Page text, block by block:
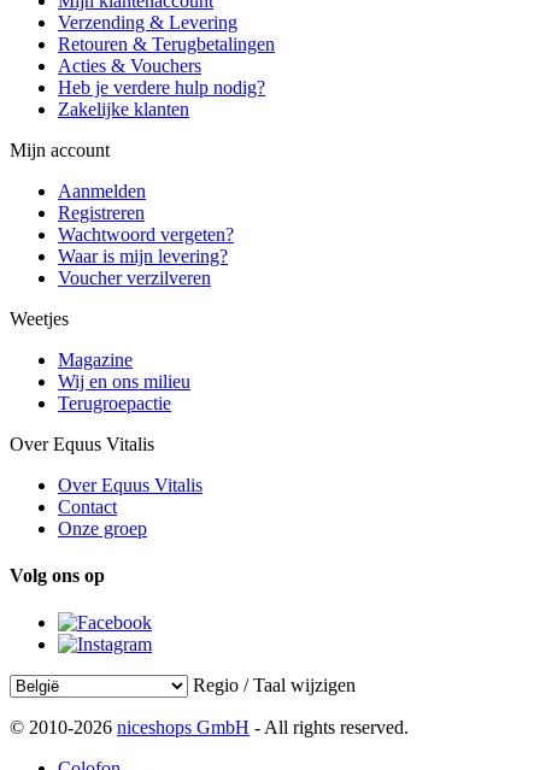
Verzending & Levering
Retouren & Terugbetalingen
Acties & Vouchers
Heb je verdere hulp nodig?
Zakelijke klanten
Mijn account
Aanmelden
Registreren
Wachtwoord vergeten?
Waar is mijn levering?
Voucher verzilveren
Weetjes
Magazine
Wij en ons milieu
Terugroepactie
Over Equus Vitalis
Over Equus Vitalis
Contact
Onze groep
Volg ons op
Regio / Taal wijzigen
© 2010-2026 niceshops GmbH - All rights reserved.